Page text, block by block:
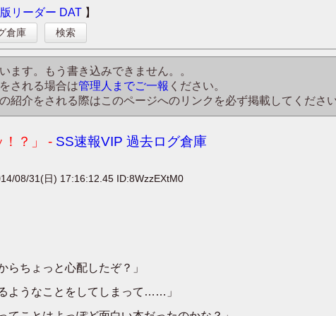
リーダー DAT 】
倉庫 検索
ます。もう書き込みできません。。
される場合は管理人までご一報 ください。
紹介をされる際はこのページへのリンクを必ず掲載してくださ
？」 - SS速報VIP 過去ログ倉庫
08/31(日) 17:16:12.45 ID:8WzzEXtM0
らちょっと心配したぞ？」
ようなことをしてしまって……」